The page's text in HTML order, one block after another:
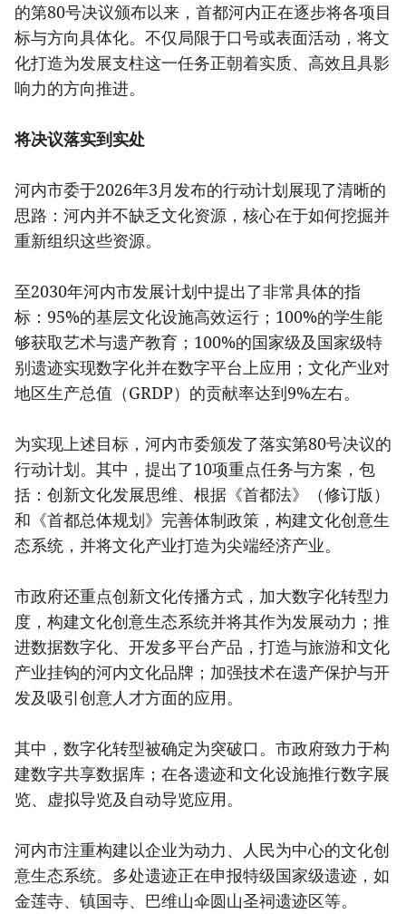
的第80号决议颁布以来，首都河内正在逐步将各项目
标与方向具体化。不仅局限于口号或表面活动，将文
化打造为发展支柱这一任务正朝着实质、高效且具影
响力的方向推进。
将决议落实到实处
河内市委于2026年3月发布的行动计划展现了清晰的
思路：河内并不缺乏文化资源，核心在于如何挖掘并
重新组织这些资源。
至2030年河内市发展计划中提出了非常具体的指
标：95%的基层文化设施高效运行；100%的学生能
够获取艺术与遗产教育；100%的国家级及国家级特
别遗迹实现数字化并在数字平台上应用；文化产业对
地区生产总值（GRDP）的贡献率达到9%左右。
为实现上述目标，河内市委颁发了落实第80号决议的
行动计划。其中，提出了10项重点任务与方案，包
括：创新文化发展思维、根据《首都法》（修订版）
和《首都总体规划》完善体制政策，构建文化创意生
态系统，并将文化产业打造为尖端经济产业。
市政府还重点创新文化传播方式，加大数字化转型力
度，构建文化创意生态系统并将其作为发展动力；推
进数据数字化、开发多平台产品，打造与旅游和文化
产业挂钩的河内文化品牌；加强技术在遗产保护与开
发及吸引创意人才方面的应用。
其中，数字化转型被确定为突破口。市政府致力于构
建数字共享数据库；在各遗迹和文化设施推行数字展
览、虚拟导览及自动导览应用。
河内市注重构建以企业为动力、人民为中心的文化创
意生态系统。多处遗迹正在申报特级国家级遗迹，如
金莲寺、镇国寺、巴维山伞圆山圣祠遗迹区等。